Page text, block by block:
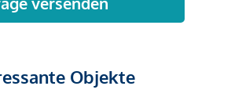
Objekte